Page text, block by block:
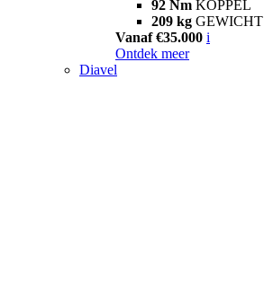
92 Nm KOPPEL
209 kg GEWICHT
Vanaf €35.000 i
Ontdek meer
Diavel